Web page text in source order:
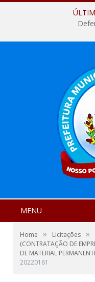
MENU
Home » Licitações »
(CONTRATAÇÃO DE
DE MATERIAL
20220161